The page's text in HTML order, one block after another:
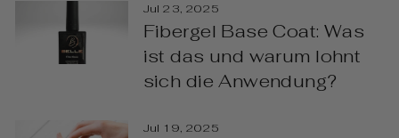
Jul 23, 2025
Fibergel Base Coat: Was
ist das und warum lohnt
sich die Anwendung?
Jul 19, 2025